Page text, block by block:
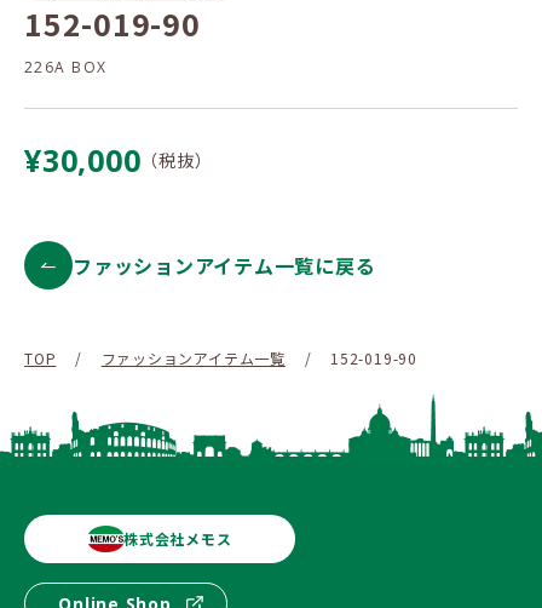
152-019-90
226A BOX
¥30,000 （税抜）
ファッションアイテム一覧に戻る
TOP / ファッションアイテム一覧 / 152-019-90
株式会社メモス